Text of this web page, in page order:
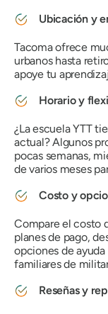
Ubicación y
Tacoma ofrece
urbanos hasta
apoye tu
Horario y
¿La escuela YTT
actual? Algunos
pocas semanas,
de varios meses
Costo y
Compare el costo
planes de pago,
opciones de
familiares de
Reseñas y